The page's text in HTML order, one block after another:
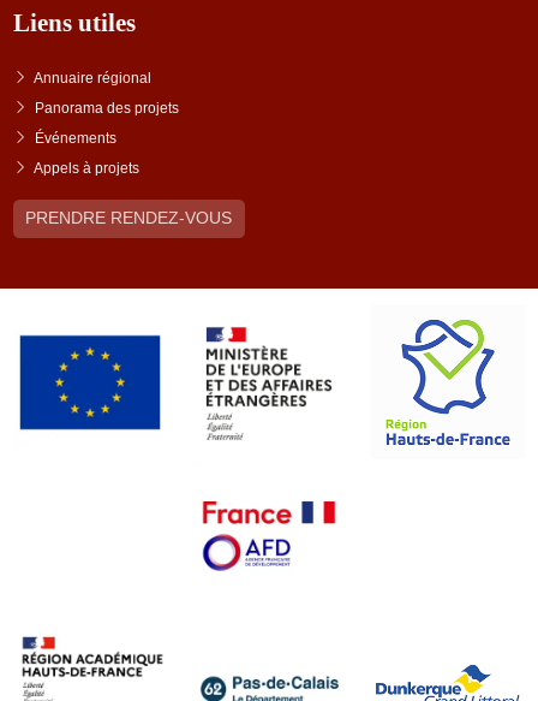
Liens utiles
Annuaire régional
Panorama des projets
Événements
Appels à projets
PRENDRE RENDEZ-VOUS